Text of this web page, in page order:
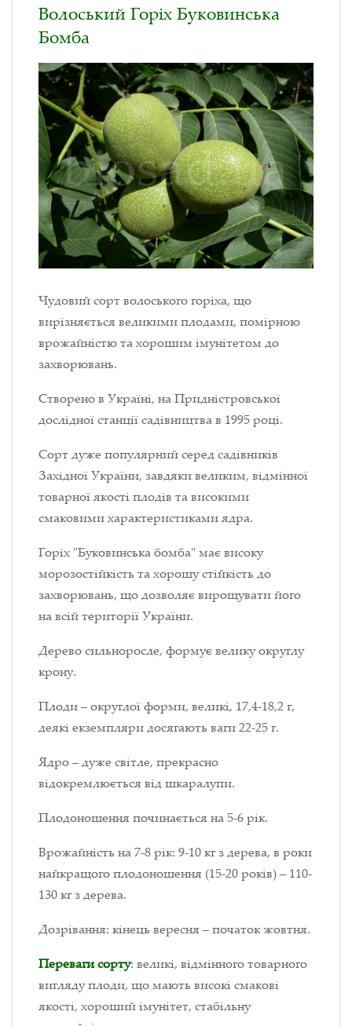
Волоський Горіх Буковинська
Бомба
Чудовий сорт волоського горіха, що
вирізняється великими плодами, помірною
врожайністю та хорошим імунітетом до
захворювань.
Створено в Україні, на Придністровської
дослідної станції садівництва в 1995 році.
Сорт дуже популярний серед садівників
Західної України, завдяки великим, відмінної
товарної якості плодів та високими
смаковими характеристиками ядра.
Горіх "Буковинська бомба" має високу
морозостійкість та хорошу стійкість до
захворювань, що дозволяє вирощувати його
на всій території України.
Дерево сильноросле, формує велику округлу
крону.
Плоди – округлої форми, великі, 17,4-18,2 г,
деякі екземпляри досягають ваги 22-25 г.
Ядро – дуже світле, прекрасно
відокремлюється від шкаралупи.
Плодоношення починається на 5-6 рік.
Врожайність на 7-8 рік: 9-10 кг з дерева, в роки
найкращого плодоношення (15-20 років) – 110-
130 кг з дерева.
Дозрівання: кінець вересня – початок жовтня.
Переваги сорту: великі, відмінного товарного
вигляду плоди, що мають високі смакові
якості, хороший імунітет, стабільну